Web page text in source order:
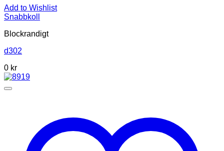
Add to Wishlist
Snabbkoll
Blockrandigt
d302
0 kr